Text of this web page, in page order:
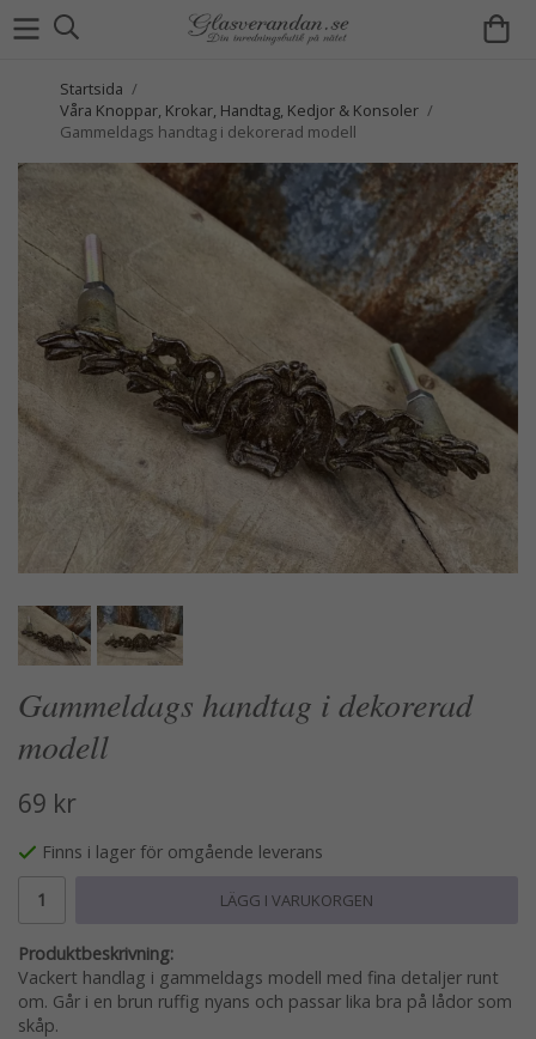
Startsida /
Våra Knoppar, Krokar, Handtag, Kedjor & Konsoler /
Gammeldags handtag i dekorerad modell
Gammeldags handtag i dekorerad
modell
69 kr
Finns i lager för omgående leverans
LÄGG I VARUKORGEN
Produktbeskrivning:
Vackert handlag i gammeldags modell med fina detaljer runt
om. Går i en brun ruffig nyans och passar lika bra på lådor som
skåp.